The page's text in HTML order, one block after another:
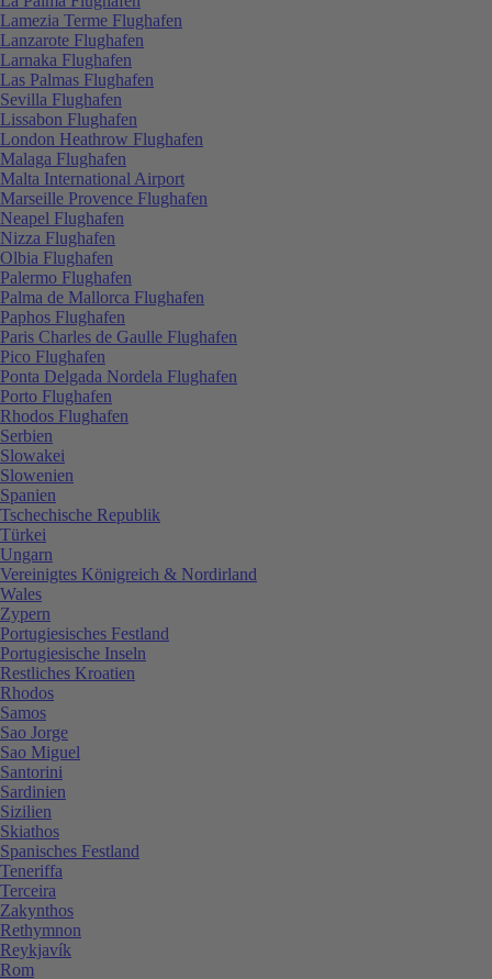
Lamezia Terme Flughafen
Lanzarote Flughafen
Larnaka Flughafen
Las Palmas Flughafen
Sevilla Flughafen
Lissabon Flughafen
London Heathrow Flughafen
Malaga Flughafen
Malta International Airport
Marseille Provence Flughafen
Neapel Flughafen
Nizza Flughafen
Olbia Flughafen
Palermo Flughafen
Palma de Mallorca Flughafen
Paphos Flughafen
Paris Charles de Gaulle Flughafen
Pico Flughafen
Ponta Delgada Nordela Flughafen
Porto Flughafen
Rhodos Flughafen
Serbien
Slowakei
Slowenien
Spanien
Tschechische Republik
Türkei
Ungarn
Vereinigtes Königreich & Nordirland
Wales
Zypern
Portugiesisches Festland
Portugiesische Inseln
Restliches Kroatien
Rhodos
Samos
Sao Jorge
Sao Miguel
Santorini
Sardinien
Sizilien
Skiathos
Spanisches Festland
Teneriffa
Terceira
Zakynthos
Rethymnon
Reykjavík
Rom